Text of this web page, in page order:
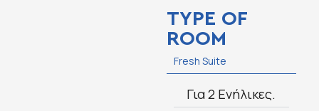
TYPE OF
ROOM
Fresh Suite
Για 2 Ενήλικες.